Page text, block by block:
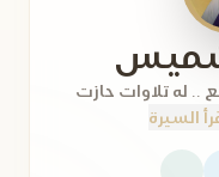
.. له تلاوات حازت
السيرة